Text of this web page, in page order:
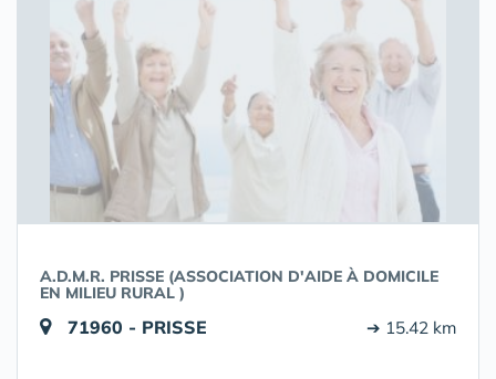
A.D.M.R. PRISSE (ASSOCIATION D'AIDE À DOMICILE
EN MILIEU RURAL )
71960 - PRISSE ➔ 15.42 km